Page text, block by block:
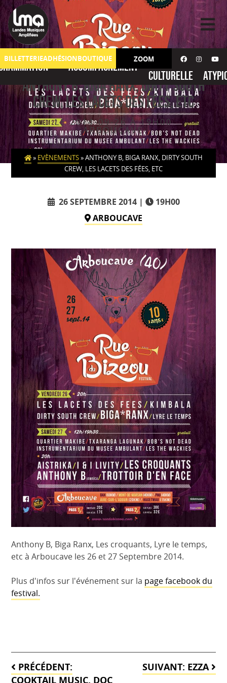
Skip
to
content
BILLETTERIEADHÉSIONBOUTIQUE ZOOM
Accompagnement
Action
culturelle
Anthony B, Biga Ranx, Dirty South
Crew, Les Lacets des fées, etc
LE 2014-09-26 À 19H00
ARBOUCAVE
» EVÈNEMENTS»ANTHONY B, BIGA RANX, DIRTY SOUTH
CREW, LES LACETS DES FÉES, ETC
26 SEPTEMBRE 2014
19H00
ARBOUCAVE
Anthony B, Biga Ranx, Les croquants, Lyre le temps,
etc à Arboucave les 26 et 27 Septembre 2014.
Plus d'infos sur l'événement sur la page facebook du
festival.
Navigation
de
PRÉCÉDENT:
COOKTAIL MUSIC, DOC
SUIVANT: EZZA